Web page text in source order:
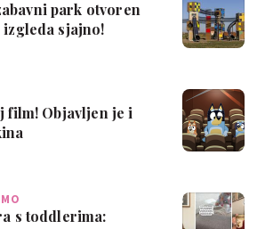
park otvoren
sjajno!
film! Objavljen je i
s toddlerima: